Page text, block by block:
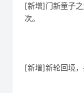
[新增]门新童子
次。
[新增]新轮回境